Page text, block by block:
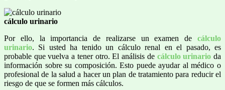
cálculo urinario
Por ello, la importancia de realizarse un examen de cálculo
urinario. Si usted ha tenido un cálculo renal en el pasado, es
probable que vuelva a tener otro. El análisis de cálculo urinario da
información sobre su composición. Esto puede ayudar al médico o
profesional de la salud a hacer un plan de tratamiento para reducir el
riesgo de que se formen más cálculos.